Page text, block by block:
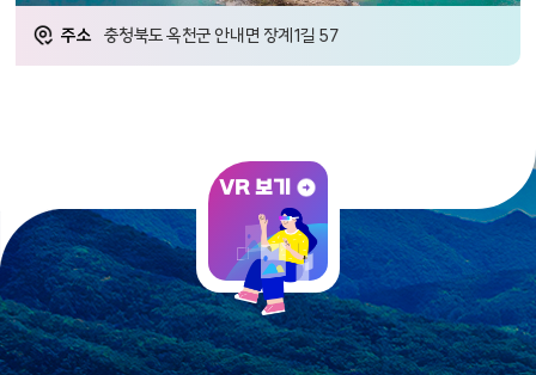
주소 충청북도 옥천군 안내면 장계1길 57
VR 보기